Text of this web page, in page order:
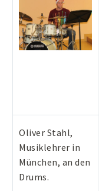
Oliver Stahl,
Musiklehrer in
München, an den
Drums.